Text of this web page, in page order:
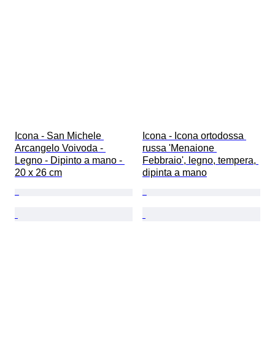
Icona - San Michele
Arcangelo Voivoda -
Legno - Dipinto a mano -
20 x 26 cm
Icona - Icona ortodossa
russa 'Menaione
Febbraio', legno, tempera,
dipinta a mano